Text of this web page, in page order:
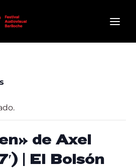
de Axel
| El Bolsón
to begin your search or hit